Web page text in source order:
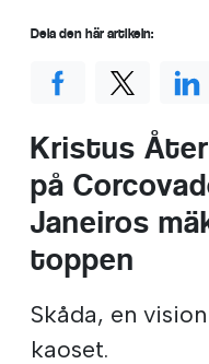
Kristus
på
Janeiros
toppen
Skåda, en
kaoset.
Dela den här artikeln: